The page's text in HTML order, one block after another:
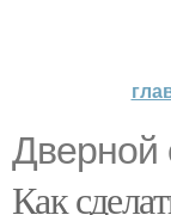
Дверной
Как